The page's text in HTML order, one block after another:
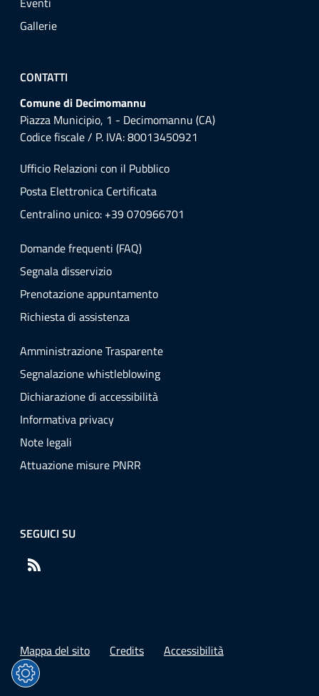
Gallerie
CONTATTI
Comune di Decimomannu
Piazza Municipio, 1 - Decimomannu (CA)
Codice fiscale / P. IVA: 80013450921
Ufficio Relazioni con il Pubblico
Posta Elettronica Certificata
Centralino unico: +39 070966701
Domande frequenti (FAQ)
Segnala disservizio
Prenotazione appuntamento
Richiesta di assistenza
Amministrazione Trasparente
Segnalazione whistleblowing
Dichiarazione di accessibilità
Informativa privacy
Note legali
Attuazione misure PNRR
SEGUICI SU
Mappa del sito Credits Accessibilità